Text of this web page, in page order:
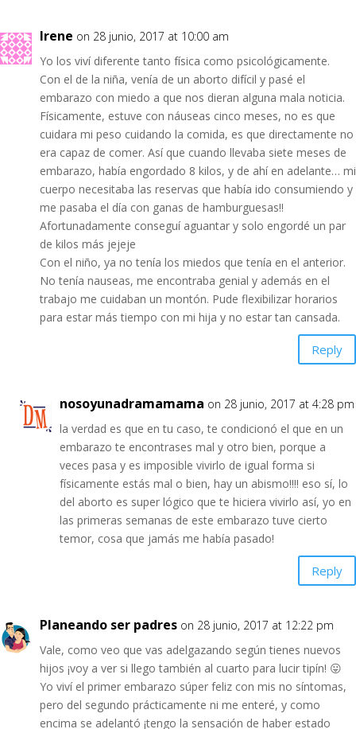
Irene on 28 junio, 2017 at 10:00 am
Yo los viví diferente tanto física como psicológicamente.
Con el de la niña, venía de un aborto difícil y pasé el
embarazo con miedo a que nos dieran alguna mala noticia.
Físicamente, estuve con náuseas cinco meses, no es que
cuidara mi peso cuidando la comida, es que directamente no
era capaz de comer. Así que cuando llevaba siete meses de
embarazo, había engordado 8 kilos, y de ahí en adelante… mi
cuerpo necesitaba las reservas que había ido consumiendo y
me pasaba el día con ganas de hamburguesas!!
Afortunadamente conseguí aguantar y solo engordé un par
de kilos más jejeje
Con el niño, ya no tenía los miedos que tenía en el anterior.
No tenía nauseas, me encontraba genial y además en el
trabajo me cuidaban un montón. Pude flexibilizar horarios
para estar más tiempo con mi hija y no estar tan cansada.
Reply
nosoyunadramamama on 28 junio, 2017 at 4:28 pm
la verdad es que en tu caso, te condicionó el que en un
embarazo te encontrases mal y otro bien, porque a
veces pasa y es imposible vivirlo de igual forma si
físicamente estás mal o bien, hay un abismo!!!! eso sí, lo
del aborto es super lógico que te hiciera vivirlo así, yo en
las primeras semanas de este embarazo tuve cierto
temor, cosa que jamás me había pasado!
Reply
Planeando ser padres on 28 junio, 2017 at 12:22 pm
Vale, como veo que vas adelgazando según tienes nuevos
hijos ¡voy a ver si llego también al cuarto para lucir tipín! 😛
Yo viví el primer embarazo súper feliz con mis no síntomas,
pero del segundo prácticamente ni me enteré, y como
encima se adelantó ¡tengo la sensación de haber estado